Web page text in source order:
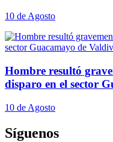
10 de Agosto
Hombre resultó
disparo en el sector
10 de Agosto
Síguenos